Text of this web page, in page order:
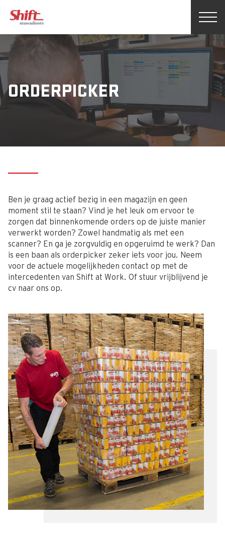
ORDERPICKER
Ben je graag actief bezig in een magazijn en geen
moment stil te staan? Vind je het leuk om ervoor te
zorgen dat binnenkomende orders op de juiste manier
verwerkt worden? Zowel handmatig als met een
scanner? En ga je zorgvuldig en opgeruimd te werk? Dan
is een baan als orderpicker zeker iets voor jou. Neem
voor de actuele mogelijkheden contact op met de
intercedenten van Shift at Work. Of stuur vrijblijvend je
cv naar ons op.